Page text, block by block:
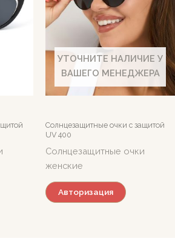
УТОЧНИТЕ НАЛИЧИЕ У
ВАШЕГО МЕНЕДЖЕРА
Солнцезащитные очки c защитой
UV 400
Солнцезащитные очки
женские
Авторизация